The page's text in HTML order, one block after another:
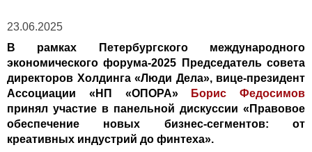
23.06.2025
В рамках Петербургского международного
экономического форума-2025 Председатель совета
директоров Холдинга «Люди Дела», вице-президент
Ассоциации «НП «ОПОРА»
Борис Федосимов
принял участие в панельной дискуссии «Правовое
обеспечение новых бизнес-сегментов: от
креативных индустрий до финтеха».